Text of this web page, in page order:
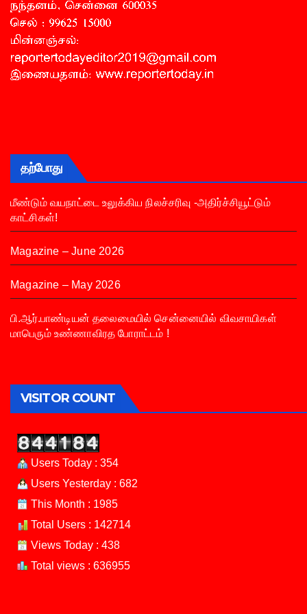
தற்போது
மீண்டும் வயநாட்டை உலுக்கிய நிலச்சரிவு -அதிர்ச்சியூட்டும்
காட்சிகள்!
Magazine – June 2026
Magazine – May 2026
பி.ஆர்.பாண்டியன் தலைமையில் சென்னையில் விவசாயிகள்
மாபெரும் உண்ணாவிரத போராட்டம் !
VISITOR COUNT
Users Today : 354
Users Yesterday : 682
This Month : 1985
Total Users : 142714
Views Today : 438
Total views : 636955